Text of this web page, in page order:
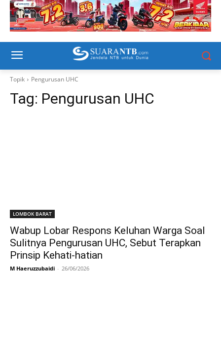
Topik Pengurusan UHC
Tag: Pengurusan UHC
LOMBOK BARAT
Wabup Lobar Respons Keluhan Warga Soal
Sulitnya Pengurusan UHC, Sebut Terapkan
Prinsip Kehati-hatian
M Haeruzzubaidi - 26/06/2026